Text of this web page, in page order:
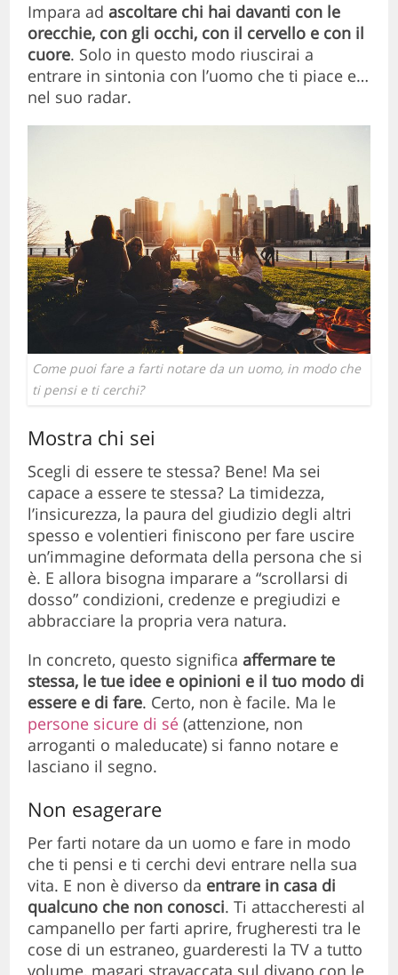
Impara ad ascoltare chi hai davanti con le
orecchie, con gli occhi, con il cervello e con il
cuore. Solo in questo modo riuscirai a
entrare in sintonia con l’uomo che ti piace e…
nel suo radar.
Come puoi fare a farti notare da un uomo, in modo che
ti pensi e ti cerchi?
Mostra chi sei
Scegli di essere te stessa? Bene! Ma sei
capace a essere te stessa? La timidezza,
l’insicurezza, la paura del giudizio degli altri
spesso e volentieri finiscono per fare uscire
un’immagine deformata della persona che si
è. E allora bisogna imparare a “scrollarsi di
dosso” condizioni, credenze e pregiudizi e
abbracciare la propria vera natura.
In concreto, questo significa affermare te
stessa, le tue idee e opinioni e il tuo modo di
essere e di fare. Certo, non è facile. Ma le
persone sicure di sé(attenzione, non
arroganti o maleducate) si fanno notare e
lasciano il segno.
Non esagerare
Per farti notare da un uomo e fare in modo
che ti pensi e ti cerchi devi entrare nella sua
vita. E non è diverso da entrare in casa di
qualcuno che non conosci. Ti attaccheresti al
campanello per farti aprire, frugheresti tra le
cose di un estraneo, guarderesti la TV a tutto